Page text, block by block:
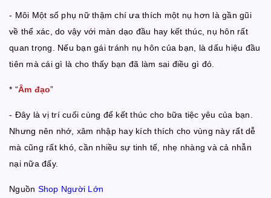
- Môi Một số phụ nữ thậm chí ưa thích một nụ hơn là gần gũi
về thể xác, do vậy với màn dạo đầu hay kết thúc, nụ hôn rất
quan trọng. Nếu bạn gái tránh nụ hôn của bạn, là dấu hiệu đầu
tiên mà cái gì là cho thấy bạn đã làm sai điều gì đó.
* “Âm đạo”
- Đây là vị trí cuối cùng để kết thúc cho bữa tiệc yêu của bạn.
Nhưng nên nhớ, xâm nhập hay kích thích cho vùng này rất dễ
mà cũng rất khó, cần nhiều sự tinh tế, nhẹ nhàng và cả nhẫn
nại nữa đấy.
Nguồn Shop Người Lớn